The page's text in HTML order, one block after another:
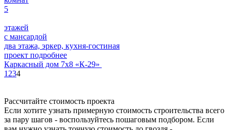
5
этажей
с мансардой
два этажа, эркер, кухня-гостиная
проект подробнее
Каркасный дом 7х8 «К-29»
1 234
Рассчитайте стоимость проекта
Если хотите узнать примерную стоимость строительства всего
за пару шагов - воспользуйтесь пошаговым подбором. Если